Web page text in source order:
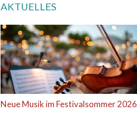
AKTUELLES
Neue Musik im Festivalsommer 2026